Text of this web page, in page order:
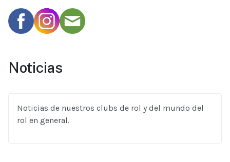
Noticias
Noticias de nuestros clubs de rol y del mundo del
rol en general.